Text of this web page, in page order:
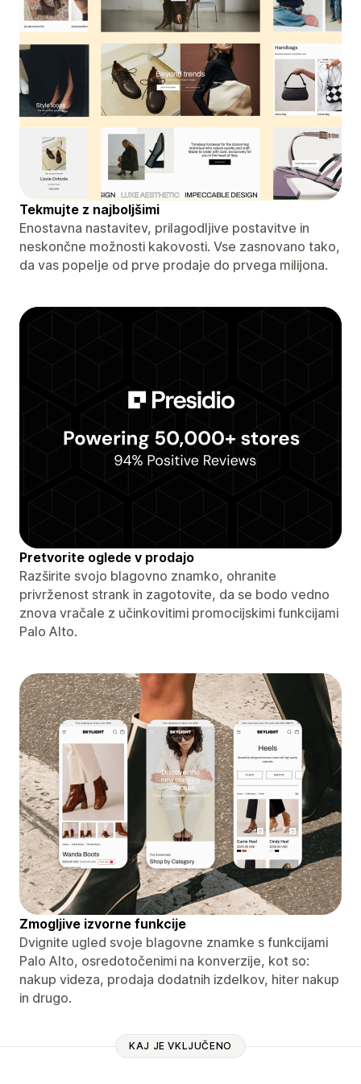
Tekmujte z najboljšimi
Enostavna nastavitev, prilagodljive postavitve in
neskončne možnosti kakovosti. Vse zasnovano tako,
da vas popelje od prve prodaje do prvega milijona.
Pretvorite oglede v prodajo
Razširite svojo blagovno znamko, ohranite
privrženost strank in zagotovite, da se bodo vedno
znova vračale z učinkovitimi promocijskimi funkcijami
Palo Alto.
Zmogljive izvorne funkcije
Dvignite ugled svoje blagovne znamke s funkcijami
Palo Alto, osredotočenimi na konverzije, kot so:
nakup videza, prodaja dodatnih izdelkov, hiter nakup
in drugo.
KAJ JE VKLJUČENO